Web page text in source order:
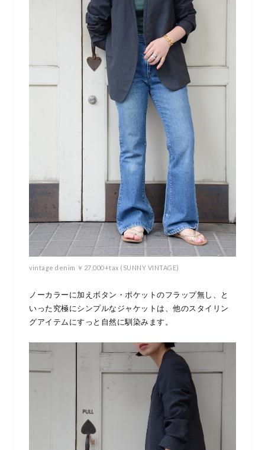
vintage denim ￥27,000+tax (SUNNY VINTAGE)
ノーカラーに加えボタン・ポケットのフラップ無し、と
いった究極にシンプルなジャケットは、他のスタイリン
グアイテムにすっと自然に馴染みます。